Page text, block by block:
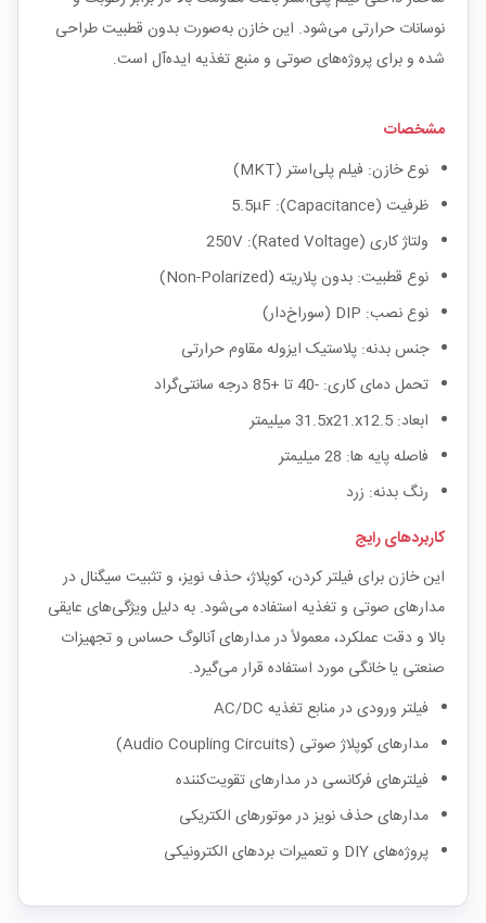
نوسانات حرارتی می‌شود. این خازن به‌صورت بدون قطبیت طراحی
شده و برای پروژه‌های صوتی و منبع تغذیه ایده‌آل است.
مشخصات
نوع خازن: فیلم پلی‌استر (MKT)
ظرفیت (Capacitance): 5.5µF
ولتاژ کاری (Rated Voltage): 250V
نوع قطبیت: بدون پلاریته (Non-Polarized)
نوع نصب: DIP (سوراخ‌دار)
جنس بدنه: پلاستیک ایزوله مقاوم حرارتی
تحمل دمای کاری: -40 تا +85 درجه سانتی‌گراد
ابعاد: 31.5x21.x12.5 میلیمتر
فاصله پایه ها: 28 میلیمتر
رنگ بدنه: زرد
کاربردهای رایج
این خازن برای فیلتر کردن، کوپلاژ، حذف نویز، و تثبیت سیگنال در
مدارهای صوتی و تغذیه استفاده می‌شود. به دلیل ویژگی‌های عایقی
بالا و دقت عملکرد، معمولاً در مدارهای آنالوگ حساس و تجهیزات
صنعتی یا خانگی مورد استفاده قرار می‌گیرد.
فیلتر ورودی در منابع تغذیه AC/DC
مدارهای کوپلاژ صوتی (Audio Coupling Circuits)
فیلترهای فرکانسی در مدارهای تقویت‌کننده
مدارهای حذف نویز در موتورهای الکتریکی
پروژه‌های DIY و تعمیرات بردهای الکترونیکی